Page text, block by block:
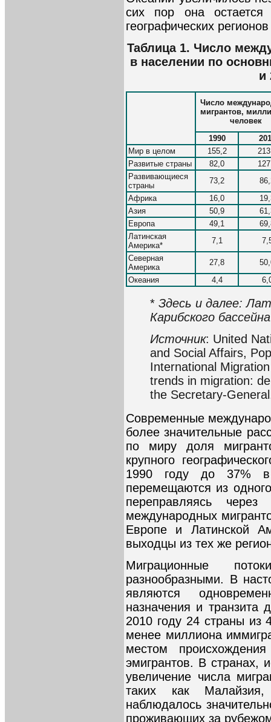
сих пор она
географических
Таблица 1. Число
в населении по
и
Число
мигрантов,
человек
1990
Мир в целом
155,2
Развитые страны
82,0
Развивающиеся
страны
73,2
Африка
16,0
Азия
50,9
Европа
49,1
Латинская
Америка*
7,1
Северная
Америка
27,8
Океания
4,4
* Здесь и далее:
Карибского бассейна
Источник: United
and Social Affairs,
International
trends in migration:
the Secretary-
Современные
более значительные
по миру доля
крупного
1990 году до 37%
перемещаются из
переправляясь
международных
Европе и Латинской
выходцы из тех же
Миграционные
разнообразными. В
являются
назначения и транзита
2010 году 24 страны из
менее миллиона
местом
эмигрантов. В странах,
увеличение числа
таких как
наблюдалось
проживающих за